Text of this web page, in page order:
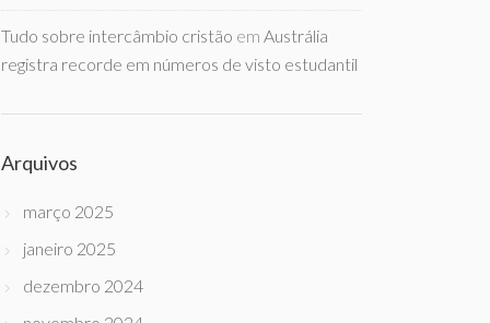
Tudo sobre intercâmbio cristão em Austrália
registra recorde em números de visto estudantil
Arquivos
março 2025
janeiro 2025
dezembro 2024